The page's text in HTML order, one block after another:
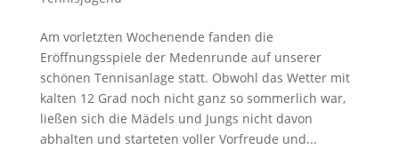
Am vorletzten Wochenende fanden die
Eröffnungsspiele der Medenrunde auf unserer
schönen Tennisanlage statt. Obwohl das Wetter mit
kalten 12 Grad noch nicht ganz so sommerlich war,
ließen sich die Mädels und Jungs nicht davon
abhalten und starteten voller Vorfreude und...